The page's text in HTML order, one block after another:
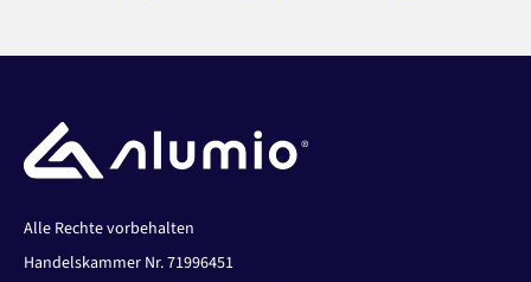
Alle Rechte vorbehalten
Handelskammer Nr. 71996451